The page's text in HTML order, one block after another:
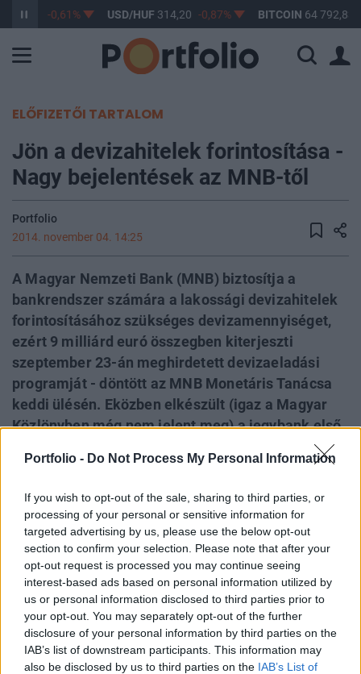
Portfolio - Do Not Process My Personal Information
If you wish to opt-out of the sale, sharing to third parties, or
processing of your personal or sensitive information for
targeted advertising by us, please use the below opt-out
section to confirm your selection. Please note that after your
opt-out request is processed you may continue seeing
interest-based ads based on personal information utilized by
us or personal information disclosed to third parties prior to
your opt-out. You may separately opt-out of the further
disclosure of your personal information by third parties on the
IAB’s list of downstream participants. This information may
also be disclosed by us to third parties on the IAB’s List of
363,17 -0,61% USD/HUF 314,20 -0,87% BITCOIN 64 792,83
ELŐFIZETŐI TARTALOM
Jön a devizahitelek forintosítása -
Nagy bejelentések az MNB-től
Portfolio
2014. november 04. 14:25
A Magyar Nemzeti Bank (MNB) biztosítja a
bankrendszer számára a lakossági devizahitelek
forintosításához szükséges devizamennyiséget,
ezért 9 milliárd euró összegben kiterjeszti
szeptember 23-án meghirdetett devizaeladási
programját - döntött az MNB Monetáris Tanácsa
keddi ülésén. Eközben elkészült (igaz a Magyar
Közlönyben még nem jelent meg) a jegybank első
devizahitelesekkel történő elszámolást. Kedden a
fair bankrendszerről, vagyis többek között a
hitelek jövőbeni kamatozásáról volt szó. Első
körben 3 évre fixálnák a kamatokat.
Budapest Economic Forum 2026Átalakulóban a magyar
gazdaságpolitika, a választások után gyökeresen
változhatnak meg a körülmények és a célok. Merre tart a
magyar kormány és mivel néz szembe a nemzetközi
környezetben? Ez lesz a Portfolio idei kiemelt